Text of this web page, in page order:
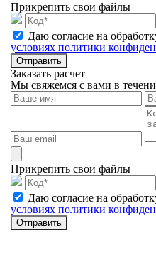
Прикрепить свои файлы
Даю согласие на
условиях политики
Отправить
Заказать расчет
Мы свяжемся с вами в
Прикрепить свои файлы
Даю согласие на
условиях политики
Отправить